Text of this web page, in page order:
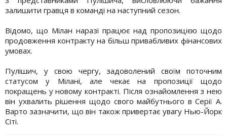
залишити гравця в команді на наступний сезон.
Відомо, що Мілан наразі працює над пропозицією щодо
продовження контракту на більш привабливих фінансових
умовах.
Пулішич, у свою чергу, задоволений своїм поточним
статусом у Мілані, але чекає на пропозиції щодо
покращень у новому контракті. Після ознайомлення з нею
він ухвалить рішення щодо свого майбутнього в Серії А.
Варто зазначити, що він також привертає увагу Нью-Йорк
Сіті.